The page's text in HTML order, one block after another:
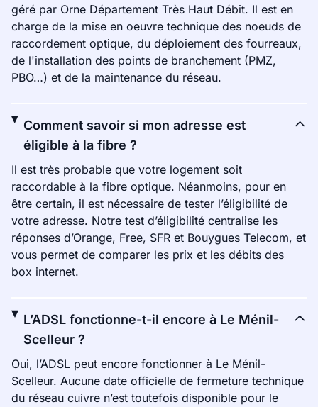
géré par Orne Département Très Haut Débit. Il est en
charge de la mise en oeuvre technique des noeuds de
raccordement optique, du déploiement des fourreaux,
de l'installation des points de branchement (PMZ,
PBO…) et de la maintenance du réseau.
Comment savoir si mon adresse est
éligible à la fibre ?
Il est très probable que votre logement soit
raccordable à la fibre optique. Néanmoins, pour en
être certain, il est nécessaire de tester l’éligibilité de
votre adresse. Notre test d’éligibilité centralise les
réponses d’Orange, Free, SFR et Bouygues Telecom, et
vous permet de comparer les prix et les débits des
box internet.
L’ADSL fonctionne-t-il encore à Le Ménil-
Scelleur ?
Oui, l’ADSL peut encore fonctionner à Le Ménil-
Scelleur. Aucune date officielle de fermeture technique
du réseau cuivre n’est toutefois disponible pour le